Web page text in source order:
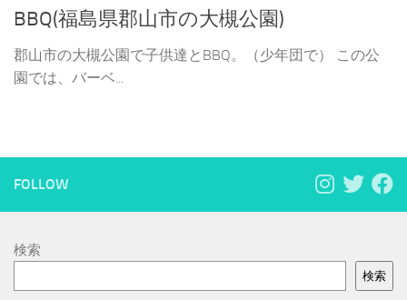
BBQ(福島県郡山市の大槻公園)
郡山市の大槻公園で子供達とBBQ。（少年団で） この公
園では、バーベ...
FOLLOW
検索
検索